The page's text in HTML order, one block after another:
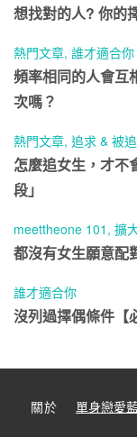
想找對的人? 你的
熱門文章, 誰才適合你
頻率相同的人會互
次嗎？
熱門文章, 追求 & 被
怎麼追女生，才不
段」
meettheone 101 , 擴
都沒有女生願意配
誰才適合你
沒列過擇偶條件【
關於 單身戀愛